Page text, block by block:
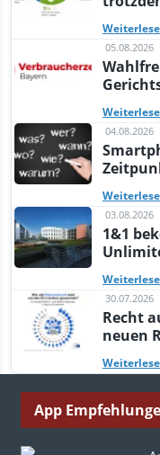
05.08.2026
04.08.2026
03.08.2026
1&1
30.07.2026
Recht
neuen
App